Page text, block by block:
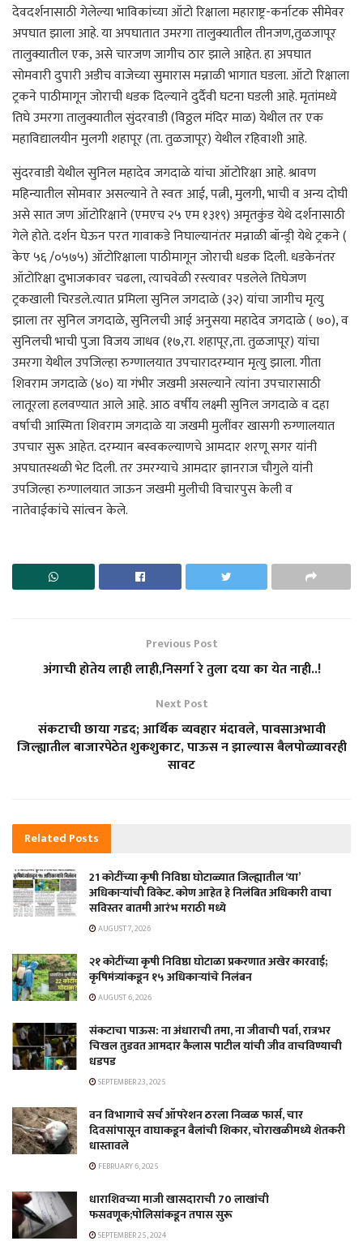
देवदर्शनासाठी गेलेल्या भाविकांच्या ऑटो रिक्षाला महाराष्ट्र-कर्नाटक सीमेवर
अपघात झाला आहे. या अपघातात उमरगा तालुक्यातील तीनजण,तुळजापूर
तालुक्यातील एक, असे चारजण जागीच ठार झाले आहेत. हा अपघात
सोमवारी दुपारी अडीच वाजेच्या सुमारास मन्नाळी भागात घडला. ऑटो रिक्षाला
ट्रकने पाठीमागून जोराची धडक दिल्याने दुर्दैवी घटना घडली आहे. मृतांमध्ये
तिघे उमरगा तालुक्यातील सुंदरवाडी (विठ्ठल मंदिर माळ) येथील तर एक
महाविद्यालयीन मुलगी शहापूर (ता. तुळजापूर) येथील रहिवाशी आहे.
सुंदरवाडी येथील सुनिल महादेव जगदाळे यांचा ऑटोरिक्षा आहे. श्रावण
महिन्यातील सोमवार असल्याने ते स्वतः आई, पत्नी, मुलगी, भाची व अन्य दोघी
असे सात जण ऑटोरिक्षाने (एमएच २५ एम १३१९) अमृतकुंड येथे दर्शनासाठी
गेले होते. दर्शन घेऊन परत गावाकडे निघाल्यानंतर मन्नाळी बॉन्ड्री येथे ट्रकने (
केए ५६ /०५७५) ऑटोरिक्षाला पाठीमागून जोराची धडक दिली. धडकेनंतर
ऑटोरिक्षा दुभाजकावर चढला, त्याचवेळी रस्त्यावर पडलेले तिघेजण
ट्रकखाली चिरडले.त्यात प्रमिला सुनिल जगदाळे (३२) यांचा जागीच मृत्यु
झाला तर सुनिल जगदाळे, सुनिलची आई अनुसया महादेव जगदाळे ( ७०), व
सुनिलची भाची पुजा विजय जाधव (१७,रा. शहापूर,ता. तुळजापूर) यांचा
उमरगा येथील उपजिल्हा रुग्णालयात उपचारादरम्यान मृत्यु झाला. गीता
शिवराम जगदाळे (४०) या गंभीर जखमी असल्याने त्यांना उपचारासाठी
लातूरला हलवण्यात आले आहे. आठ वर्षीय लक्ष्मी सुनिल जगदाळे व दहा
वर्षाची आस्मिता शिवराम जगदाळे या जखमी मुलींवर खासगी रुग्णालयात
उपचार सुरू आहेत. दरम्यान बस्वकल्याणचे आमदार शरणू सगर यांनी
अपघातस्थळी भेट दिली. तर उमरग्याचे आमदार ज्ञानराज चौगुले यांनी
उपजिल्हा रुग्णालयात जाऊन जखमी मुलीची विचारपुस केली व
नातेवाईकांचे सांत्वन केले.
Previous Post
अंगाची होतेय लाही लाही,निसर्गा रे तुला दया का येत नाही..!
Next Post
संकटाची छाया गडद; आर्थिक व्यवहार मंदावले, पावसाअभावी
जिल्ह्यातील बाजारपेठेत शुकशुकाट, पाऊस न झाल्यास बैलपोळ्यावरही
सावट
Related Posts
21 कोटींच्या कृषी निविष्ठा घोटाळ्यात जिल्ह्यातील ‘या’
अधिकाऱ्यांची विकेट. कोण आहेत हे निलंबित अधिकारी वाचा
सविस्तर बातमी आरंभ मराठी मध्ये
AUGUST 7, 2026
२१ कोटींच्या कृषी निविष्ठा घोटाळा प्रकरणात अखेर कारवाई;
कृषिमंत्र्यांकडून १५ अधिकाऱ्यांचे निलंबन
AUGUST 6, 2026
संकटाचा पाऊस: ना अंधाराची तमा, ना जीवाची पर्वा, रात्रभर
चिखल तुडवत आमदार कैलास पाटील यांची जीव वाचविण्याची
धडपड
SEPTEMBER 23, 2025
वन विभागाचे सर्च ऑपरेशन ठरला निव्वळ फार्स, चार
दिवसांपासून वाघाकडून बैलांची शिकार, चोराखळीमध्ये शेतकरी
धास्तावले
FEBRUARY 6, 2025
धाराशिवच्या माजी खासदाराची 70 लाखांची
फसवणूक;पोलिसांकडून तपास सुरू
SEPTEMBER 25, 2024